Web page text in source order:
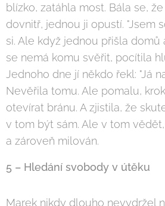
blízko, zatáhla most. Bála se,
dovnitř, jednou ji opustí. "Jsem
si. Ale když jednou přišla domů
se nemá komu svěřit, pocítila
Jednoho dne jí někdo řekl: "Já
Nevěřila tomu. Ale pomalu,
otevírat bránu. A zjistila, že
v tom být sám. Ale v tom
a zároveň milován.
5 – Hledání svobody v útěku
Marek nikdy dlouho nevydržel